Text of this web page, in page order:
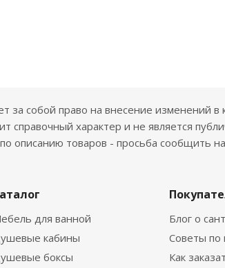
собой право на внесение изменений в
справочный характер и не является
описанию товаров - просьба сообщить на
для ванной
кабины
боксы
Блог о
Советы по
Как